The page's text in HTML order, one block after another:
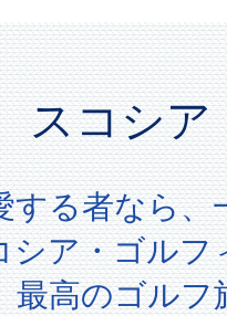
スコシア
する者なら
シア・ゴルフ
最高のゴルフ